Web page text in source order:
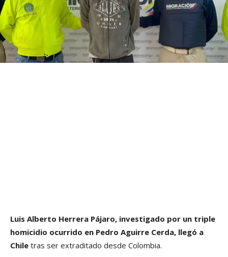
Luis Alberto Herrera Pájaro, investigado por un triple
homicidio ocurrido en Pedro Aguirre Cerda, llegó a
Chile tras ser extraditado desde Colombia.